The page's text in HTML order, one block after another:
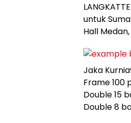
untuk
Hall
Jaka
Frame 100
Double 15
Double 8